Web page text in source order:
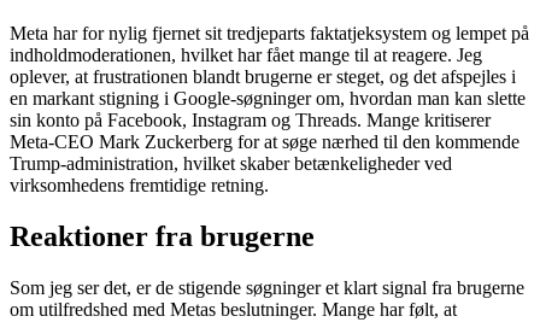
Meta har for nylig fjernet sit tredjeparts faktatjeksystem og lempet på
indholdmoderationen, hvilket har fået mange til at reagere. Jeg
oplever, at frustrationen blandt brugerne er steget, og det afspejles i
en markant stigning i Google-søgninger om, hvordan man kan slette
sin konto på Facebook, Instagram og Threads. Mange kritiserer
Meta-CEO Mark Zuckerberg for at søge nærhed til den kommende
Trump-administration, hvilket skaber betænkeligheder ved
virksomhedens fremtidige retning.
Reaktioner fra brugerne
Som jeg ser det, er de stigende søgninger et klart signal fra brugerne
om utilfredshed med Metas beslutninger. Mange har følt, at